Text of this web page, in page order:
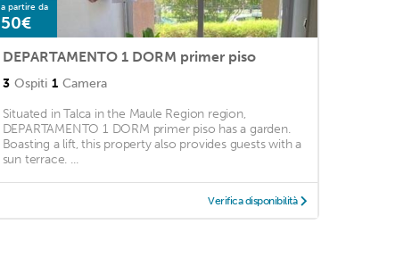
a partire da
50€
DEPARTAMENTO 1 DORM primer piso
3 Ospiti 1 Camera
Situated in Talca in the Maule Region region,
DEPARTAMENTO 1 DORM primer piso has a garden.
Boasting a lift, this property also provides guests with a
sun terrace. ...
Verifica disponibilità